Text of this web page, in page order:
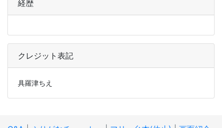
経歴
クレジット表記
具羅津ちえ